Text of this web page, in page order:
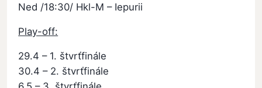
Ned /18:30/ Hkl-M – Iepurii
Play-off:
29.4 – 1. štvrťfinále
30.4 – 2. štvrťfinále